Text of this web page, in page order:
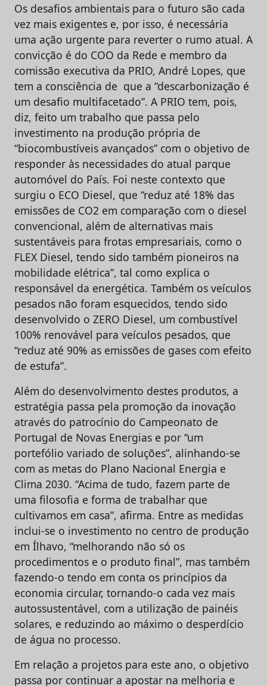
Os desafios ambientais para o futuro são cada
vez mais exigentes e, por isso, é necessária
uma ação urgente para reverter o rumo atual. A
convicção é do COO da Rede e membro da
comissão executiva da PRIO, André Lopes, que
tem a consciência de que a “descarbonização é
um desafio multifacetado”. A PRIO tem, pois,
diz, feito um trabalho que passa pelo
investimento na produção própria de
“biocombustíveis avançados” com o objetivo de
responder às necessidades do atual parque
automóvel do País. Foi neste contexto que
surgiu o ECO Diesel, que “reduz até 18% das
emissões de CO2 em comparação com o diesel
convencional, além de alternativas mais
sustentáveis para frotas empresariais, como o
FLEX Diesel, tendo sido também pioneiros na
mobilidade elétrica”, tal como explica o
responsável da energética. Também os veículos
pesados não foram esquecidos, tendo sido
desenvolvido o ZERO Diesel, um combustível
100% renovável para veículos pesados, que
“reduz até 90% as emissões de gases com efeito
de estufa”.
Além do desenvolvimento destes produtos, a
estratégia passa pela promoção da inovação
através do patrocínio do Campeonato de
Portugal de Novas Energias e por “um
portefólio variado de soluções”, alinhando-se
com as metas do Plano Nacional Energia e
Clima 2030. “Acima de tudo, fazem parte de
uma filosofia e forma de trabalhar que
cultivamos em casa”, afirma. Entre as medidas
inclui-se o investimento no centro de produção
em Ílhavo, “melhorando não só os
procedimentos e o produto final”, mas também
fazendo-o tendo em conta os princípios da
economia circular, tornando-o cada vez mais
autossustentável, com a utilização de painéis
solares, e reduzindo ao máximo o desperdício
de água no processo.
Em relação a projetos para este ano, o objetivo
passa por continuar a apostar na melhoria e